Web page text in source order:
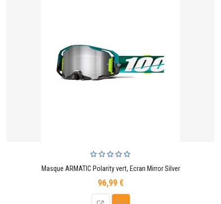
Masque ARMATIC Polarity vert, Ecran Mirror Silver
96,99 €Prix